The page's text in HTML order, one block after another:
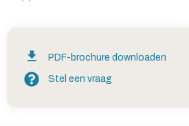
PDF-brochure downloaden
Stel een vraag